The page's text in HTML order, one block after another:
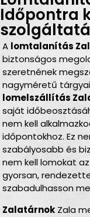
Időpontra
A lomtalanítás
biztonságos
szeretnének
nagyméretű
lomelszállítás
saját
nem kell
időpontokhoz. Ez
szabályosabb és
nem kell lomokat
gyorsan,
szabadulhasson
Zalatárnok Zala